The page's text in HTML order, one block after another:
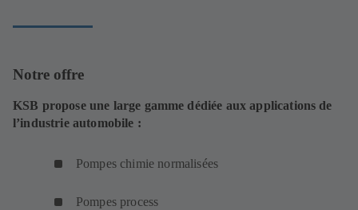
Notre offre
KSB propose une large gamme dédiée aux applications de
l’industrie automobile :
Pompes chimie normalisées
Pompes process